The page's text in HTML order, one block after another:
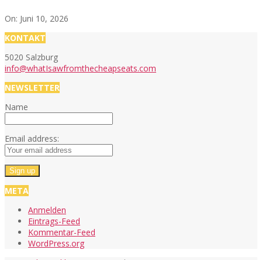
On: Juni 10, 2026
KONTAKT
5020 Salzburg
info@whatIsawfromthecheapseats.com
NEWSLETTER
Name
Email address:
META
Anmelden
Eintrags-Feed
Kommentar-Feed
WordPress.org